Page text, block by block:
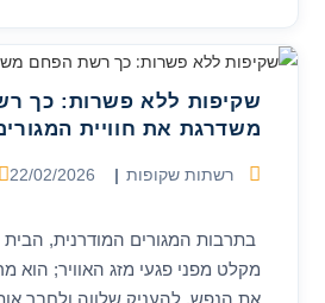
שקיפות ללא פשרות: כך
משדרגת את חוויית
קטגוריה:
רשתות שקופות פורסם:
22/02/2026
בתרבות המגורים המודרנית,
מקלט מפני פגעי מזג האוויר; הוא
את הנפש, להעניק שלווה ולחבר